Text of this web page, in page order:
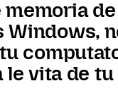
Windows,
le vita de